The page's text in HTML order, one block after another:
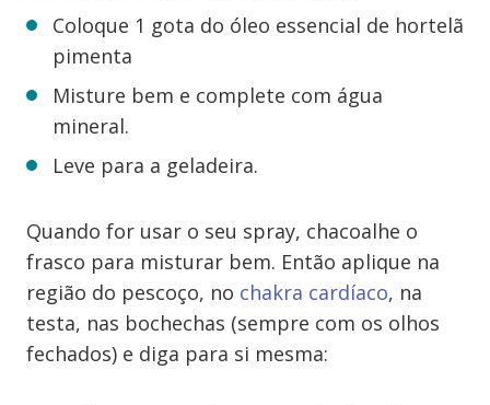
Coloque 1 gota do óleo essencial de hortelã
pimenta
Misture bem e complete com água
mineral.
Leve para a geladeira.
Quando for usar o seu spray, chacoalhe o
frasco para misturar bem. Então aplique na
região do pescoço, no chakra cardíaco, na
testa, nas bochechas (sempre com os olhos
fechados) e diga para si mesma: